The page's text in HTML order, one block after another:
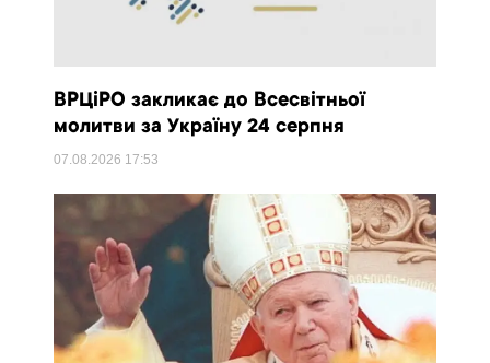
ВРЦіРО закликає до Всесвітньої
молитви за Україну 24 серпня
07.08.2026 17:53